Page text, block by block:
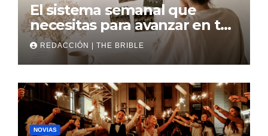
El sistema semanal que
necesitas para avanzar en tu
boda
REDACCIÓN | THE BRIBLE
NOVIAS